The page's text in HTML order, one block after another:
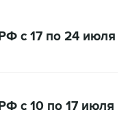
с 17 по 24 июля
с 10 по 17 июля